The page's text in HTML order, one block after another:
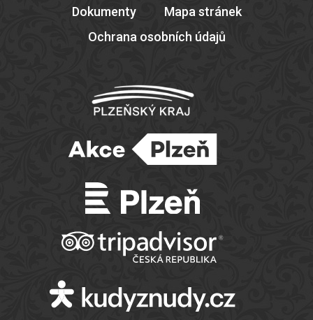
Dokumenty
Mapa stránek
Ochrana osobních údajů